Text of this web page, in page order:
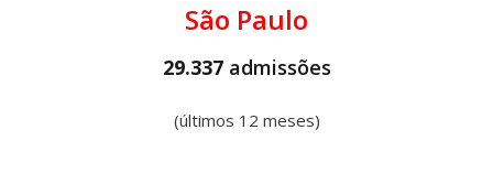
São Paulo
29.337 admissões
(últimos 12 meses)